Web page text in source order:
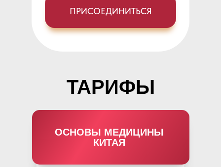
ПРИСОЕДИНИТЬСЯ
ТАРИФЫ
ОСНОВЫ МЕДИЦИНЫ
КИТАЯ